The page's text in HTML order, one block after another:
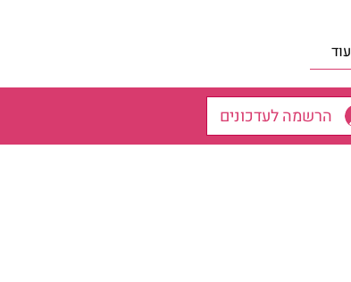
עוד
הרשמה לעדכונים